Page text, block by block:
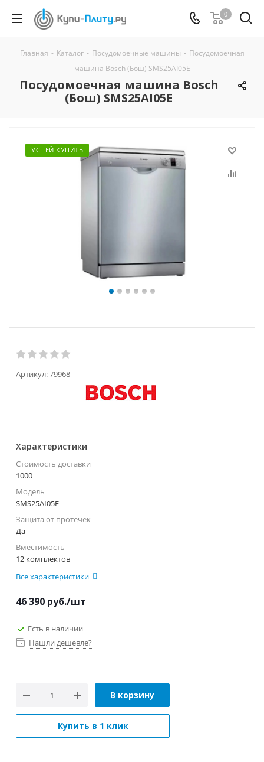
0
Главная - Каталог - Посудомоечные машины - Посудомоечная
машина Bosch (Бош) SMS25AI05E
Посудомоечная машина Bosch
(Бош) SMS25AI05E
УСПЕЙ КУПИТЬ
Артикул:79968
Характеристики
Стоимость доставки
1000
Модель
SMS25AI05E
Защита от протечек
Да
Вместимость
12 комплектов
Все характеристики
46 390 руб./шт
Есть в наличии
Нашли дешевле?
В корзину
Купить в 1 клик